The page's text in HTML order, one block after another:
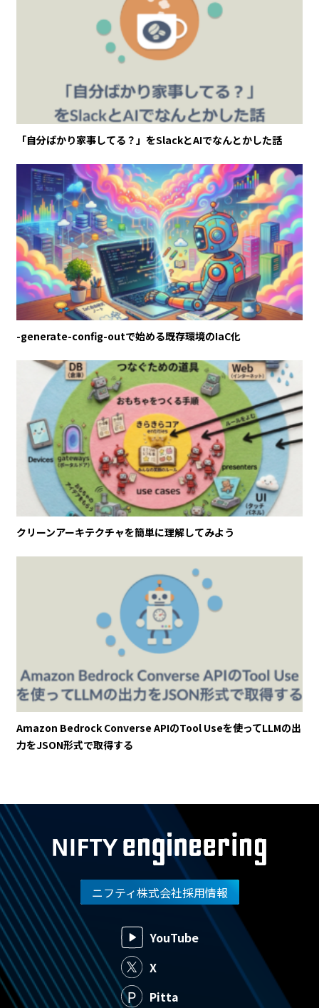
「自分ばかり家事してる？」をSlackとAIでなんとかした話
-generate-config-outで始める既存環境のIaC化
クリーンアーキテクチャを簡単に理解してみよう
Amazon Bedrock Converse APIのTool Useを使ってLLMの出
力をJSON形式で取得する
ニフティ株式会社採用情報
YouTube
X
Pitta